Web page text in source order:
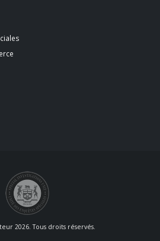
2026. Tous droits réservés.